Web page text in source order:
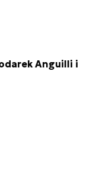
Anguilli i